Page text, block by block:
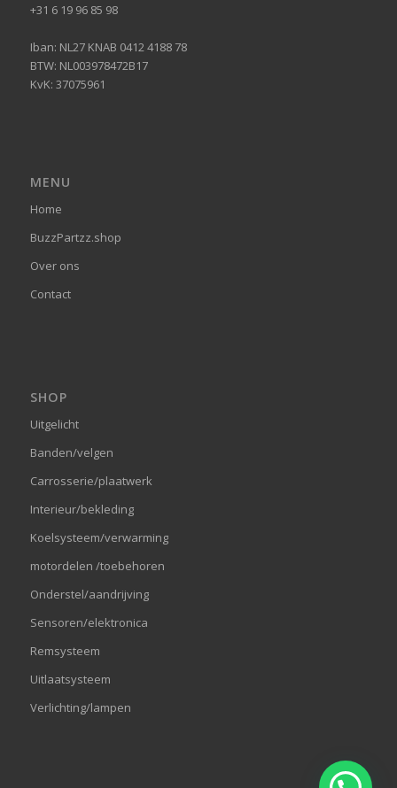
+31 6 19 96 85 98
Iban: NL27 KNAB 0412 4188 78
BTW: NL003978472B17
KvK: 37075961
MENU
Home
BuzzPartzz.shop
Over ons
Contact
SHOP
Uitgelicht
Banden/velgen
Carrosserie/plaatwerk
Interieur/bekleding
Koelsysteem/verwarming
motordelen /toebehoren
Onderstel/aandrijving
Sensoren/elektronica
Remsysteem
Uitlaatsysteem
Verlichting/lampen